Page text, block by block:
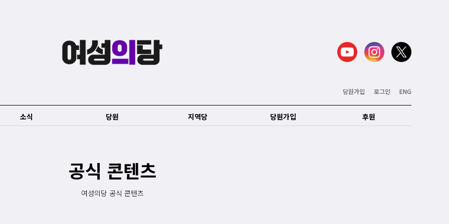
당원가입 로그인 ENG
소식 당원 지역당 당원가입 후원
공식 콘텐츠
여성의당 공식 콘텐츠